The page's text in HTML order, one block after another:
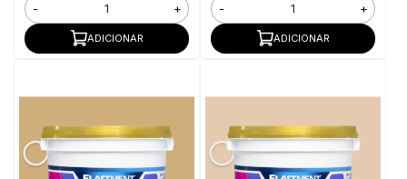
- +
ADICIONAR
- +
ADICIONAR